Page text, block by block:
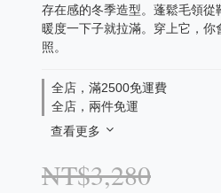
存在感的冬季造型。蓬鬆毛領從
暖度一下子就拉滿。穿上它，你
照。
全店，滿2500免運費
全店，兩件免運
查看更多
NT$3,280